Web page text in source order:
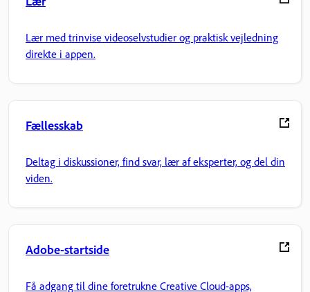
Lær med trinvise videoselvstudier og praktisk vejledning
direkte i appen.
Fællesskab
Deltag i diskussioner, find svar, lær af eksperter, og del din
viden.
Adobe-startside
Få adgang til dine foretrukne Creative Cloud-apps,